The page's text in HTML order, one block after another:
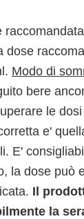
dose
Modo di
bere
le
e'
E'
la dose può
Il
la